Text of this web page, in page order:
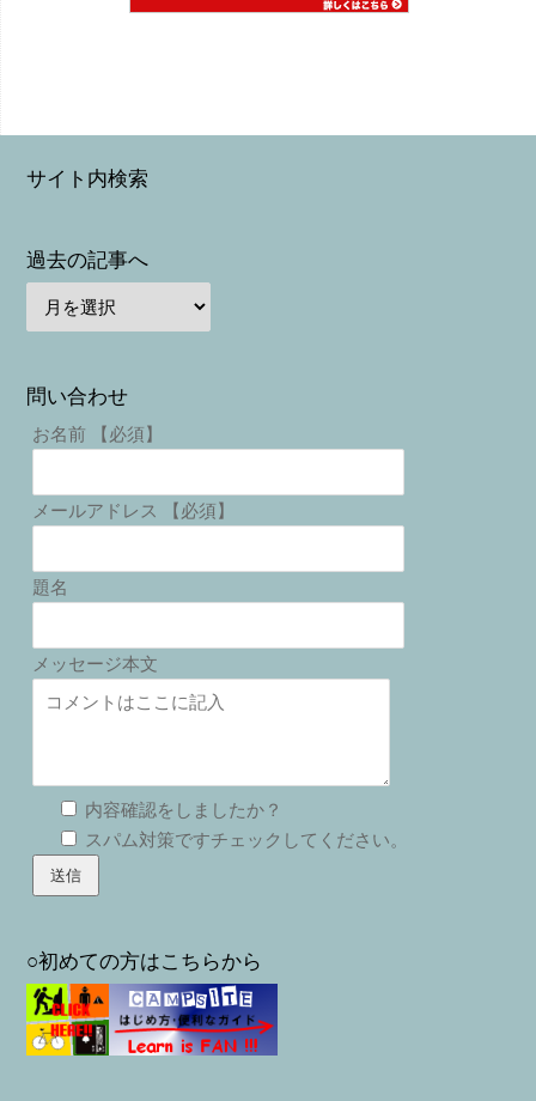
サイト内検索
過去の記事へ
問い合わせ
お名前 【必須】
メールアドレス 【必須】
題名
メッセージ本文
内容確認をしましたか？
スパム対策ですチェックしてください。
○初めての方はこちらから